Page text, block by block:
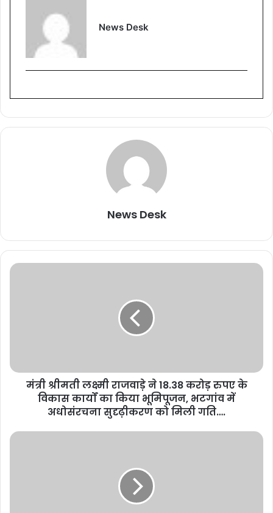
News Desk
News Desk
मंत्री श्रीमती लक्ष्मी राजवाड़े ने 18.38 करोड़ रुपए के
विकास कार्यों का किया भूमिपूजन, भटगांव में
अधोसंरचना सुदृढ़ीकरण को मिली गति….